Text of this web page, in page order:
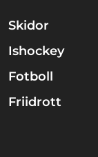
Skidor
Ishockey
Fotboll
Friidrott